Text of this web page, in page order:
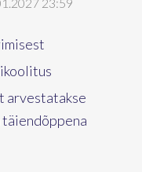
arvestatakse